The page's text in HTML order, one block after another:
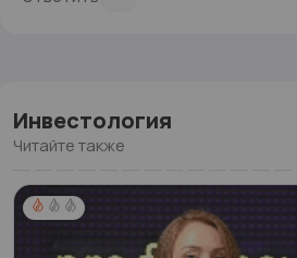
Инвестология
Читайте также